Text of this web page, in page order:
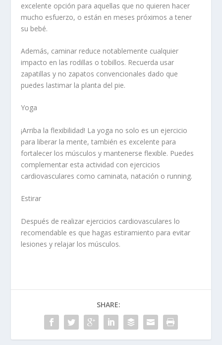
excelente opción para aquellas que no quieren hacer
mucho esfuerzo, o están en meses próximos a tener
su bebé.
Además, caminar reduce notablemente cualquier
impacto en las rodillas o tobillos. Recuerda usar
zapatillas y no zapatos convencionales dado que
puedes lastimar la planta del pie.
Yoga
¡Arriba la flexibilidad! La yoga no solo es un ejercicio
para liberar la mente, también es excelente para
fortalecer los músculos y mantenerse flexible. Puedes
complementar esta actividad con ejercicios
cardiovasculares como caminata, natación o running.
Estirar
Después de realizar ejercicios cardiovasculares lo
recomendable es que hagas estiramiento para evitar
lesiones y relajar los músculos.
SHARE: